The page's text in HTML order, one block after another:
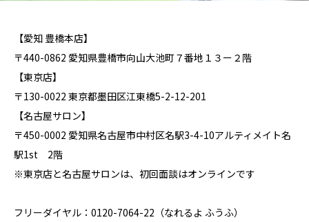
【愛知 豊橋本店】
〒440-0862 愛知県豊橋市向山大池町７番地１３ー２階
【東京店】
〒130-0022 東京都墨田区江東橋5-2-12-201
【名古屋サロン】
〒450-0002 愛知県名古屋市中村区名駅3-4-10アルティメイト名
駅1st 2階
※東京店と名古屋サロンは、初回面談はオンラインです
フリーダイヤル：0120-7064-22（なれるよ ふうふ）